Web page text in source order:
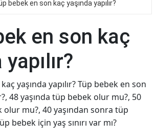
bebek en son kaç yaşında yapılır?
en son kaç
yaşında yapılır? Tüp bebek en son
48 yaşında tüp bebek olur mu?, 50
olur mu?, 40 yaşından sonra tüp
bebek için yaş sınırı var mı?